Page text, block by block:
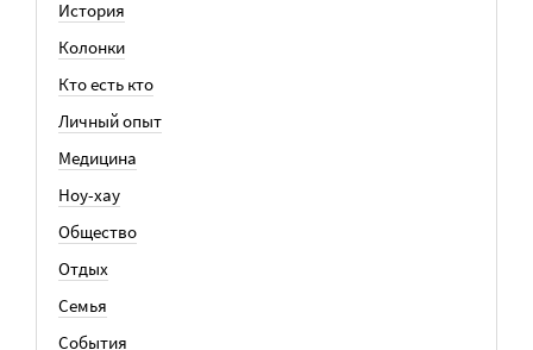
История
Колонки
Кто есть кто
Личный опыт
Медицина
Ноу-хау
Общество
Отдых
Семья
События